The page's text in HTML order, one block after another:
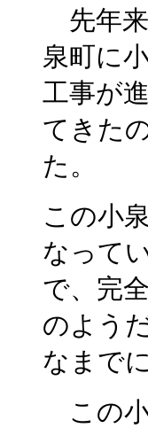
先年来
泉町に
工事が
てきた
た。
この小
なって
で、完
のよう
なまで
この小